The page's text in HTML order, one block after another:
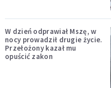
W dzień odprawiał Mszę, w
nocy prowadził drugie życie.
Przełożony kazał mu
opuścić zakon